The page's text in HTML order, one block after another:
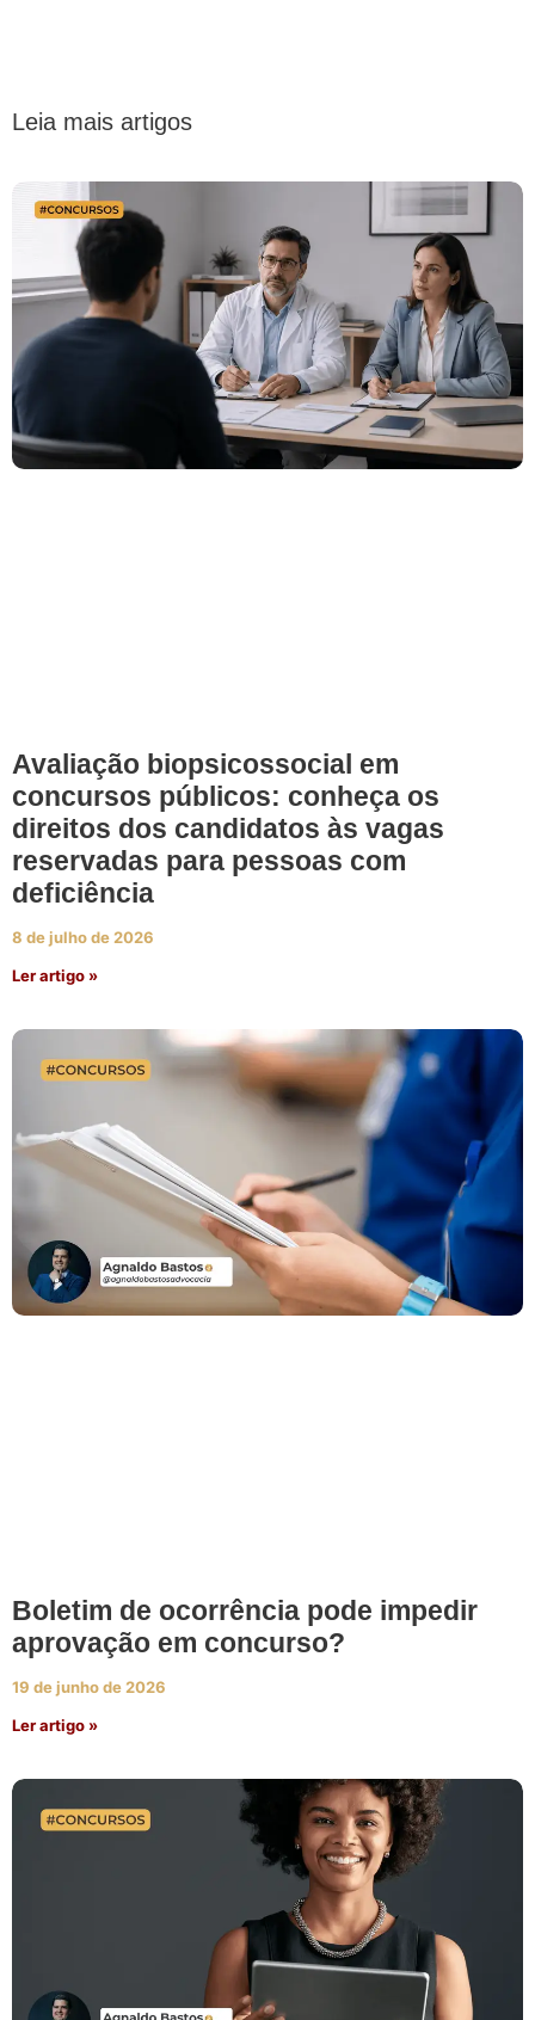
Leia mais artigos
Avaliação biopsicossocial em
concursos públicos: conheça os
direitos dos candidatos às vagas
reservadas para pessoas com
deficiência
8 de julho de 2026
Ler artigo »
Boletim de ocorrência pode impedir
aprovação em concurso?
19 de junho de 2026
Ler artigo »